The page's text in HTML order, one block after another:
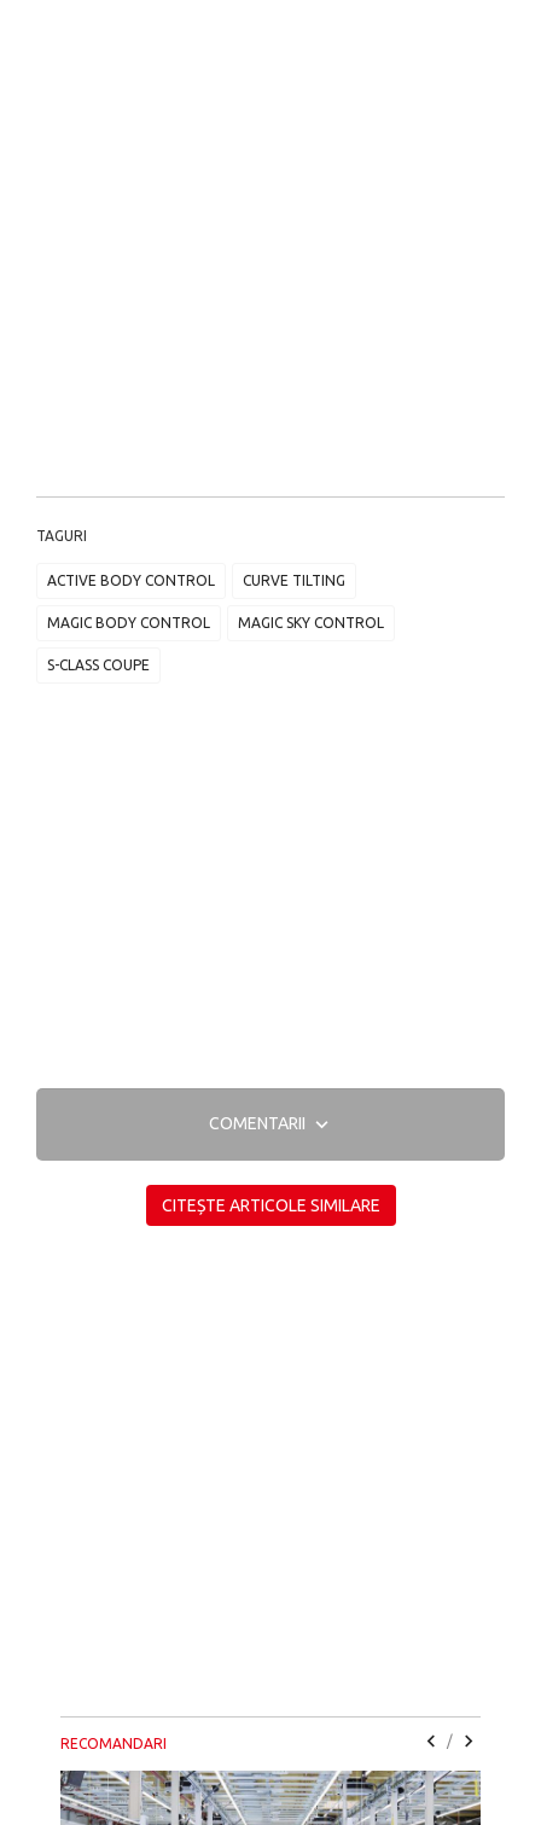
TAGURI
ACTIVE BODY CONTROL CURVE TILTING
MAGIC BODY CONTROL MAGIC SKY CONTROL
S-CLASS COUPE
COMENTARII
CITEȘTE ARTICOLE SIMILARE
RECOMANDARI /